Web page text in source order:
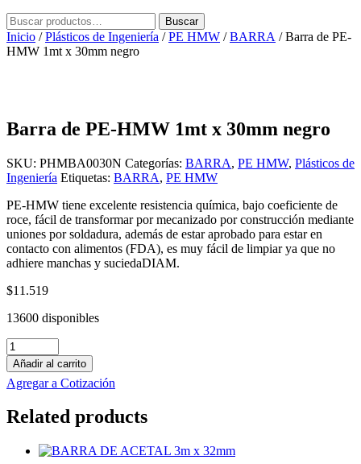
Buscar
por:
Buscar
Inicio /Plásticos de Ingeniería /PE HMW /BARRA / Barra de PE-
HMW 1mt x 30mm negro
Barra de PE-HMW 1mt x 30mm negro
SKU: PHMBA0030N Categorías: BARRA, PE HMW, Plásticos de
Ingeniería Etiquetas: BARRA, PE HMW
PE-HMW tiene excelente resistencia química, bajo coeficiente de
roce, fácil de transformar por mecanizado por construcción mediante
uniones por soldadura, además de estar aprobado para estar en
contacto con alimentos (FDA), es muy fácil de limpiar ya que no
adhiere manchas y suciedaDIAM.
$11.519
13600 disponibles
Barra
de
PE-
HMW
x
cantidad
Añadir al carrito
Agregar a Cotización
Related products